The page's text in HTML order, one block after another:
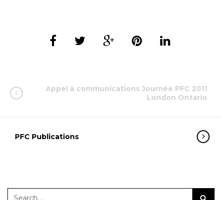
Appel à communications Journée PFC 2011
London Ontario
PFC Publications